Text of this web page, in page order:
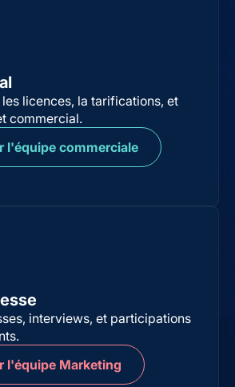
les licences, la tarifications, et
commercial.
l'équipe commerciale
interviews, et participations
l'équipe Marketing